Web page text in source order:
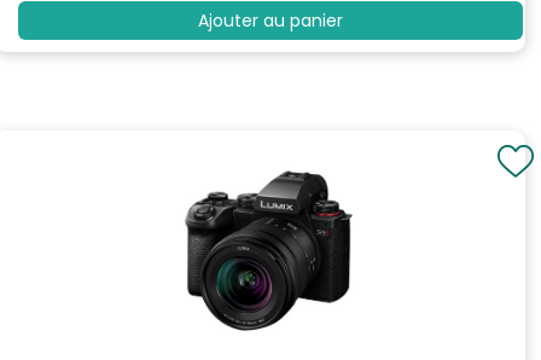
Ajouter au panier